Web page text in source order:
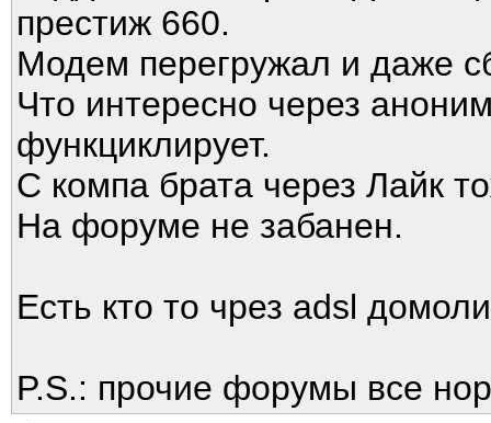
престиж 660.
Модем перегружал и даже
Что интересно через
функциклирует.
С компа брата через Лайк
На форуме не забанен.
Есть кто то чрез adsl
P.S.: прочие форумы все